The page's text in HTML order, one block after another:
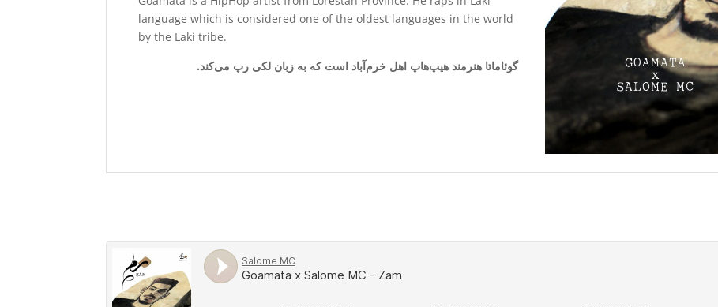
language which is considered one of the oldest languages in the world
by the Laki tribe.
گوئاماتا هنرمند هیپ‌هاپ اهل خرم‌آباد است که به زبان‌ لکی رپ می‌کند.